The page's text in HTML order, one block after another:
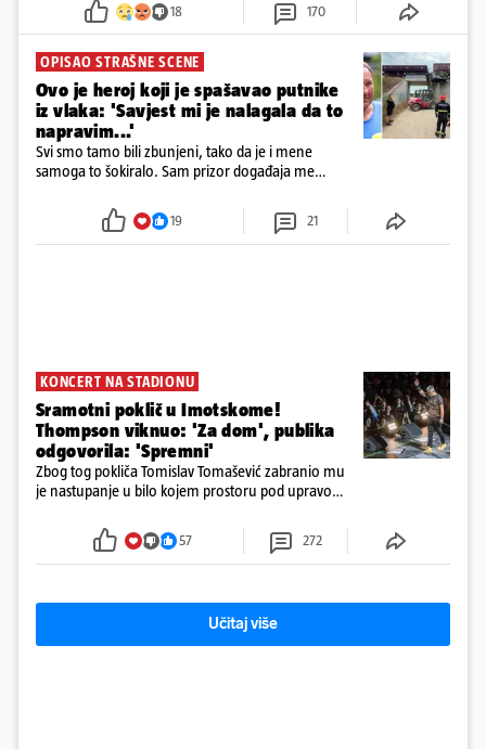
18 170
OPISAO STRAŠNE SCENE
Ovo je heroj koji je spašavao putnike
iz vlaka: 'Savjest mi je nalagala da to
napravim...'
Svi smo tamo bili zbunjeni, tako da je i mene
samoga to šokiralo. Sam prizor događaja me
19 21
KONCERT NA STADIONU
Sramotni poklič u Imotskome!
Thompson viknuo: 'Za dom', publika
odgovorila: 'Spremni'
Zbog tog pokliča Tomislav Tomašević zabranio mu
je nastupanje u bilo kojem prostoru pod upravom
57 272
Učitaj više